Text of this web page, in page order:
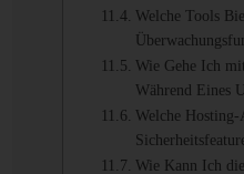
Welche Tools
Wie Gehe Ich
Während Eines
Welche
Wie Kann Ich